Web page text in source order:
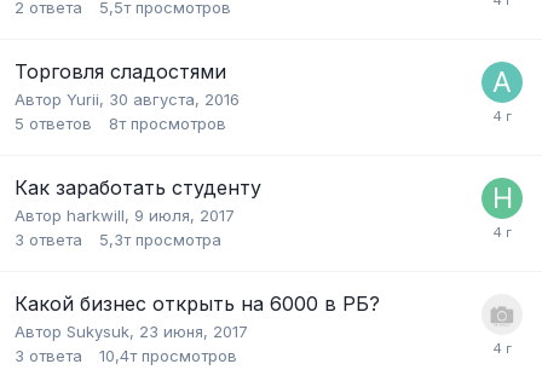
2 ответа 5,5т просмотров
Торговля сладостями
Автор Yurii, 30 августа, 2016
5 ответов 8т просмотров
Как заработать студенту
Автор harkwill, 9 июля, 2017
3 ответа 5,3т просмотра
Какой бизнес открыть на 6000 в РБ?
Автор Sukysuk, 23 июня, 2017
3 ответа 10,4т просмотров